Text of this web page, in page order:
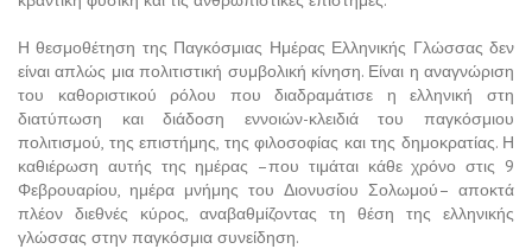
Η θεσμοθέτηση της Παγκόσμιας Ημέρας Ελληνικής Γλώσσας δεν
είναι απλώς μια πολιτιστική συμβολική κίνηση. Είναι η αναγνώριση
του καθοριστικού ρόλου που διαδραμάτισε η ελληνική στη
διατύπωση και διάδοση εννοιών-κλειδιά του παγκόσμιου
πολιτισμού, της επιστήμης, της φιλοσοφίας και της δημοκρατίας. Η
καθιέρωση αυτής της ημέρας –που τιμάται κάθε χρόνο στις 9
Φεβρουαρίου, ημέρα μνήμης του Διονυσίου Σολωμού– αποκτά
πλέον διεθνές κύρος, αναβαθμίζοντας τη θέση της ελληνικής
γλώσσας στην παγκόσμια συνείδηση.